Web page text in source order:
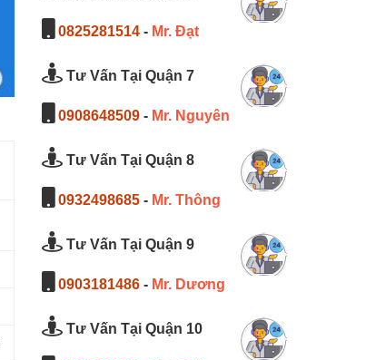
0825281514 - Mr. Đạt
Tư Vấn Tại Quận 7
0908648509 - Mr. Nguyên
Tư Vấn Tại Quận 8
0932498685 - Mr. Thông
Tư Vấn Tại Quận 9
0903181486 - Mr. Dương
Tư Vấn Tại Quận 10